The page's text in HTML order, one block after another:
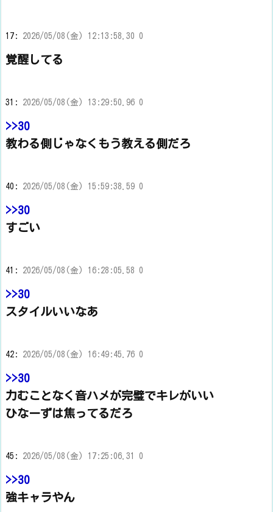
17: 2026/05/08(金) 12:13:58.30 0
覚醒してる
31: 2026/05/08(金) 13:29:50.96 0
>>30
教わる側じゃなくもう教える側だろ
40: 2026/05/08(金) 15:59:38.59 0
>>30
すごい
41: 2026/05/08(金) 16:28:05.58 0
>>30
スタイルいいなあ
42: 2026/05/08(金) 16:49:45.76 0
>>30
力むことなく音ハメが完璧でキレがいい
ひなーずは焦ってるだろ
45: 2026/05/08(金) 17:25:06.31 0
>>30
強キャラやん